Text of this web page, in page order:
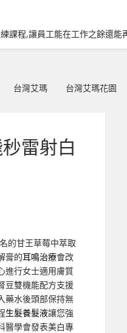
程,讓員工能在工作之餘還
台灣艾瑪 台灣艾瑪花園
雷射白
的甘王草莓中萃取
膏的耳鳴治療會改
進行女士適用膚質
豆雙機能配方支援
藥水後頭部保持無
生髮養髮液讓您強
醫學會發表美白專